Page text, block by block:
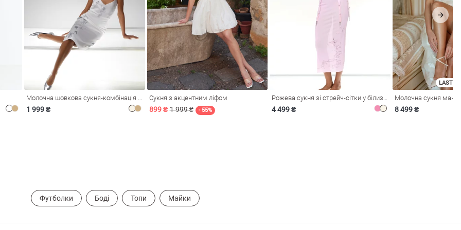
1 999 ₴
Сукня з акцентним ліфом
899 ₴ 1 999 ₴ - 55% 4 499 ₴
LAST
8 499 ₴
Футболки Боді Топи Майки